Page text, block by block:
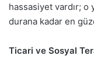
hassasiyet vardır; o
durana kadar en
Ticari ve Sosyal